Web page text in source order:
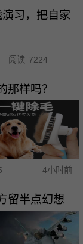
习，把自家
阅读 7224
那样吗？
4小时前
留半点幻想